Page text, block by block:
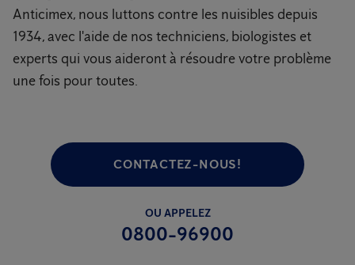
Anticimex, nous luttons contre les nuisibles depuis
1934, avec l'aide de nos techniciens, biologistes et
experts qui vous aideront à résoudre votre problème
une fois pour toutes.
CONTACTEZ-NOUS!
OU APPELEZ
0800-96900